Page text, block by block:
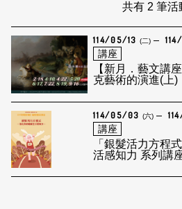
共有 2 筆活
114/05/13 (二)
講座
【新月．藝文講
克藝術的演進(上)
114/05/03 (六)
講座
「銀髮活力方程
活感知力 系列講